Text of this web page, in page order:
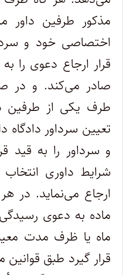
مذکور طرفین داور‌
اختصاصی خود و
قرار ارجاع دعوی را
صادر می‌کند. و در
طرف یکی از طرفین
تعیین سرداور
و سرداور را به قید
شرایط داوری
ارجاع می‌نماید. در
ماده به دعوی
ماه یا ظرف مدت
قرار گیرد طبق